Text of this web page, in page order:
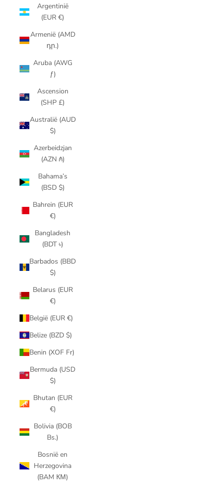
Argentinië
(EUR €)
Armenië (AMD
դր.)
Aruba (AWG
ƒ)
Ascension
(SHP £)
Australië (AUD
$)
Azerbeidzjan
(AZN ₼)
Bahama’s
(BSD $)
Bahrein (EUR
€)
Bangladesh
(BDT ৳)
Barbados (BBD
$)
Belarus (EUR
€)
België (EUR €)
Belize (BZD $)
Benin (XOF Fr)
Bermuda (USD
$)
Bhutan (EUR
€)
Bolivia (BOB
Bs.)
Bosnië en
Herzegovina
(BAM КМ)